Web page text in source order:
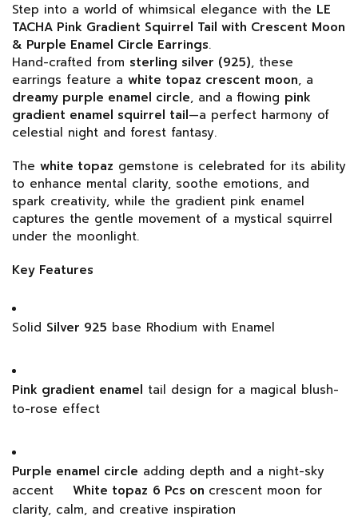
Step into a world of whimsical elegance with the LE
TACHA Pink Gradient Squirrel Tail with Crescent Moon
& Purple Enamel Circle Earrings.
Hand-crafted from sterling silver (925), these
earrings feature a white topaz crescent moon, a
dreamy purple enamel circle, and a flowing pink
gradient enamel squirrel tail—a perfect harmony of
celestial night and forest fantasy.
The white topaz gemstone is celebrated for its ability
to enhance mental clarity, soothe emotions, and
spark creativity, while the gradient pink enamel
captures the gentle movement of a mystical squirrel
under the moonlight.
Key Features
Solid Silver 925 base Rhodium with Enamel
Pink gradient enamel tail design for a magical blush-
to-rose effect
Purple enamel circle adding depth and a night-sky
accent White topaz 6 Pcs on crescent moon for
clarity, calm, and creative inspiration